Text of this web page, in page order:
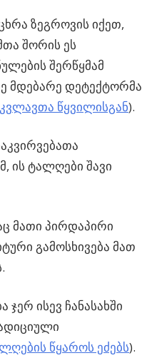
ზეგროვის იქეთ,
შორის ეს
შერწყმამ
მდებარე დეტექტორმა
წყვილისგან).
ის ტალღები შავი
მათი პირდაპირი
გამოსხივება მათ
ისევ ჩანასახში
წყაროს ეძებს).